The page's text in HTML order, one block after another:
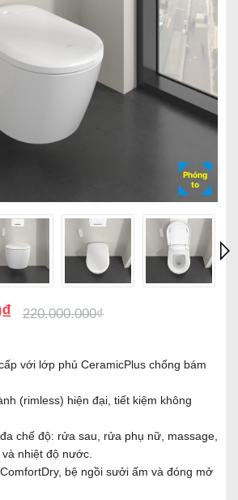
Phóng
to
220.000.000₫
với lớp phủ CeramicPlus chống bám
(rimless) hiện đại, tiết kiệm không
chế độ: rửa sau, rửa phụ nữ, massage,
nhiệt độ nước.
bệ ngồi sưởi ấm và đóng mở